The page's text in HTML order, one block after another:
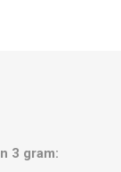
3 gram: